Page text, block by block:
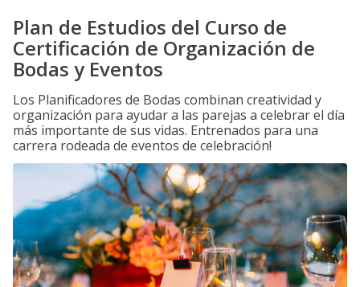
Plan de Estudios del Curso de
Certificación de Organización de
Bodas y Eventos
Los Planificadores de Bodas combinan creatividad y
organización para ayudar a las parejas a celebrar el día
más importante de sus vidas. Entrenados para una
carrera rodeada de eventos de celebración!